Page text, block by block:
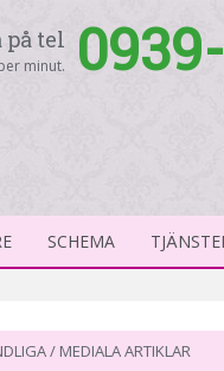
tel
minut.
SCHEMA
/ MEDIALA ARTIKLAR